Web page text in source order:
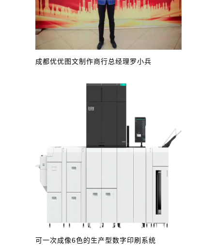
成都优优图文制作商行总经理罗小兵
可一次成像6色的生产型数字印刷系统